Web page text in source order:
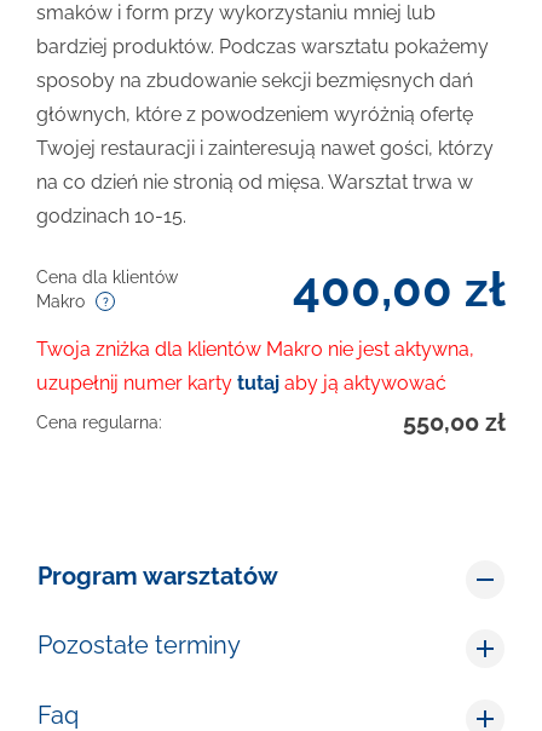
Cena dla klientów
Makro
400,00 zł
Twoja zniżka dla klientów Makro nie jest aktywna,
uzupełnij numer karty tutaj aby ją aktywować
Cena regularna: 550,00 zł
smaków i form przy wykorzystaniu mniej lub
bardziej produktów. Podczas warsztatu pokażemy
sposoby na zbudowanie sekcji bezmięsnych dań
głównych, które z powodzeniem wyróżnią ofertę
Twojej restauracji i zainteresują nawet gości, którzy
na co dzień nie stronią od mięsa. Warsztat trwa w
godzinach 10-15.
Program warsztatów
Pozostałe terminy
Faq